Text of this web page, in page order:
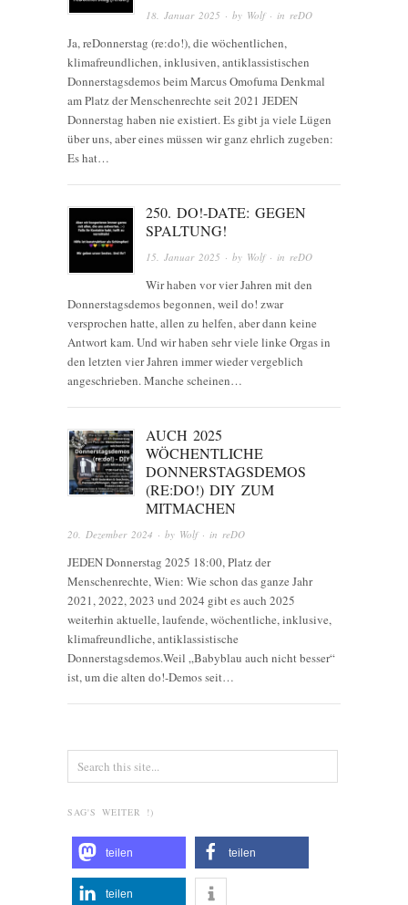
18. Januar 2025 · by Wolf· inreDO
Ja, reDonnerstag (re:do!), die wöchentlichen,
klimafreundlichen, inklusiven, antiklassistischen
Donnerstagsdemos beim Marcus Omofuma Denkmal
am Platz der Menschenrechte seit 2021 JEDEN
Donnerstag haben nie existiert. Es gibt ja viele Lügen
über uns, aber eines müssen wir ganz ehrlich zugeben:
Es hat…
250. DO!-DATE: GEGEN
SPALTUNG!
15. Januar 2025 · by Wolf· in reDO
Wir haben vor vier Jahren mit den
Donnerstagsdemos begonnen, weil do! zwar
versprochen hatte, allen zu helfen, aber dann keine
Antwort kam. Und wir haben sehr viele linke Orgas in
den letzten vier Jahren immer wieder vergeblich
angeschrieben. Manche scheinen…
AUCH 2025
WÖCHENTLICHE
DONNERSTAGSDEMOS
(RE:DO!) DIY ZUM
MITMACHEN
20. Dezember 2024 · by Wolf· in reDO
JEDEN Donnerstag 2025 18:00, Platz der
Menschenrechte, Wien: Wie schon das ganze Jahr
2021, 2022, 2023 und 2024 gibt es auch 2025
weiterhin aktuelle, laufende, wöchentliche, inklusive,
klimafreundliche, antiklassistische
Donnerstagsdemos.Weil „Babyblau auch nicht besser“
ist, um die alten do!-Demos seit…
SAG'S WEITER !)
teilen teilen
teilen